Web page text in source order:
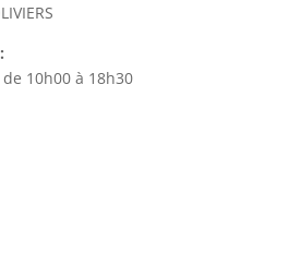
10h00 à 18h30